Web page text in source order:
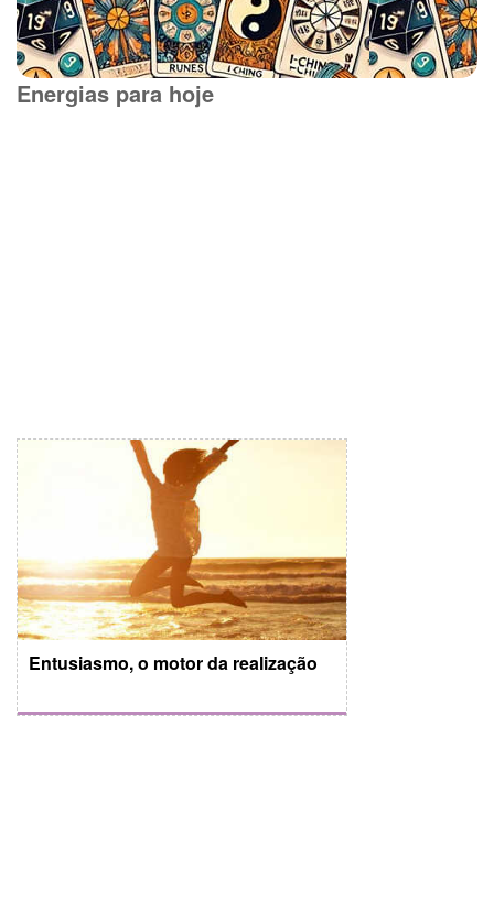
Energias para hoje
Entusiasmo, o motor da realização